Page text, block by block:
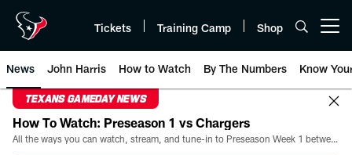
Tickets Training Camp Shop
News John Harris How to Watch By The Numbers Know
TEXANS GAMEDAY NEWS
How To Watch: Preseason 1 vs Chargers
All the ways you can watch, stream, and tune-in to Preseason Week 1 between the Texans and the Los Angeles Chargers at Reliant Stadium on August 13.